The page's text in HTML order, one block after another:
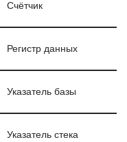
Счётчик
Регистр данных
Указатель базы
Указатель стека